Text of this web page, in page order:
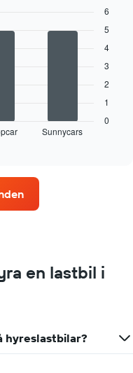
Sunnycars
0
1
2
3
4
5
6
en lastbil i
hyreslastbilar?